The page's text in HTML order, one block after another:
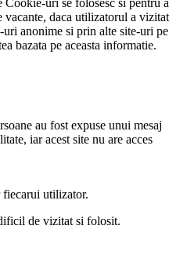
Cookie-uri se folosesc si pentru a
vacante, daca utilizatorul a vizitat
anonime si prin alte site-uri pe
bazata pe aceasta informatie.
au fost expuse unui mesaj
iar acest site nu are acces
fiecarui utilizator.
de vizitat si folosit.